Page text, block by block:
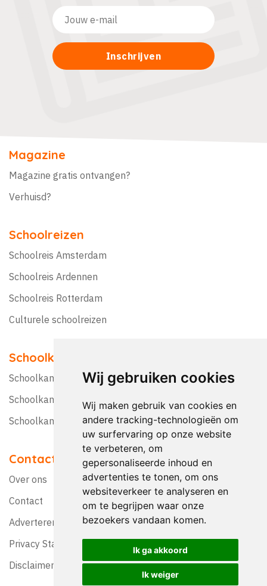
Wij gebruiken cookies
Wij maken gebruik van cookies en
andere tracking-technologieën om
uw surfervaring op onze website
te verbeteren, om
gepersonaliseerde inhoud en
advertenties te tonen, om ons
websiteverkeer te analyseren en
om te begrijpen waar onze
bezoekers vandaan komen.
Ik ga akkoord
Ik weiger
Magazine
Magazine gratis ontvangen?
Verhuisd?
Schoolreizen
Schoolreis Amsterdam
Schoolreis Ardennen
Schoolreis Rotterdam
Culturele schoolreizen
Schoolkampen
Schoolkamp Nederland
Schoolkamp België
Schoolkamptips
Contact
Over ons
Contact
Adverteren?
Privacy Statement
Disclaimer